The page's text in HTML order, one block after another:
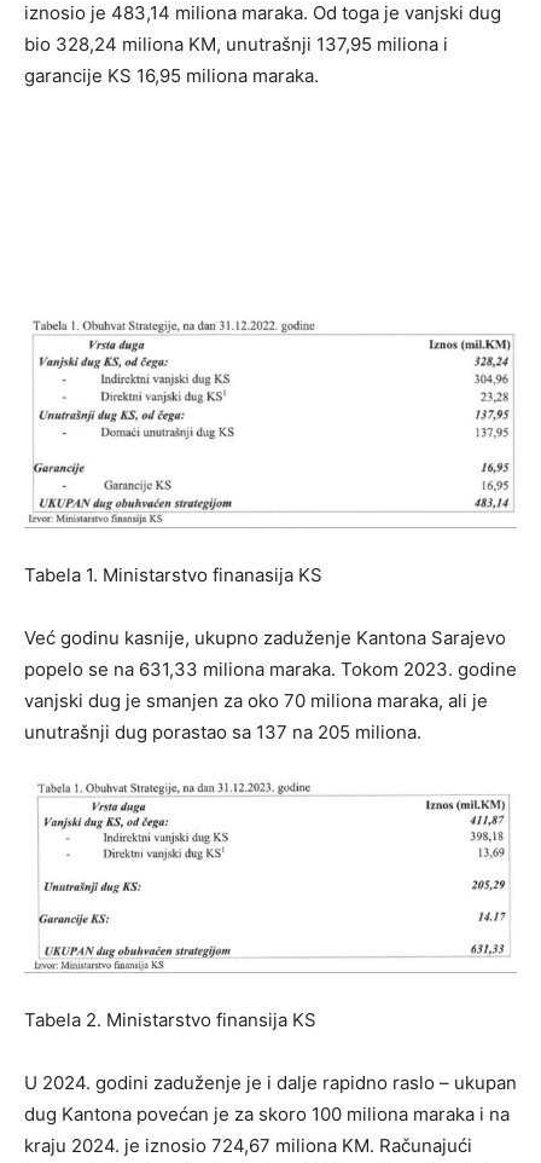
iznosio je 483,14 miliona maraka. Od toga je vanjski dug
bio 328,24 miliona KM, unutrašnji 137,95 miliona i
garancije KS 16,95 miliona maraka.
Tabela 1. Ministarstvo finanasija KS
Već godinu kasnije, ukupno zaduženje Kantona Sarajevo
popelo se na 631,33 miliona maraka. Tokom 2023. godine
vanjski dug je smanjen za oko 70 miliona maraka, ali je
unutrašnji dug porastao sa 137 na 205 miliona.
Tabela 2. Ministarstvo finansija KS
U 2024. godini zaduženje je i dalje rapidno raslo – ukupan
dug Kantona povećan je za skoro 100 miliona maraka i na
kraju 2024. je iznosio 724,67 miliona KM. Računajući